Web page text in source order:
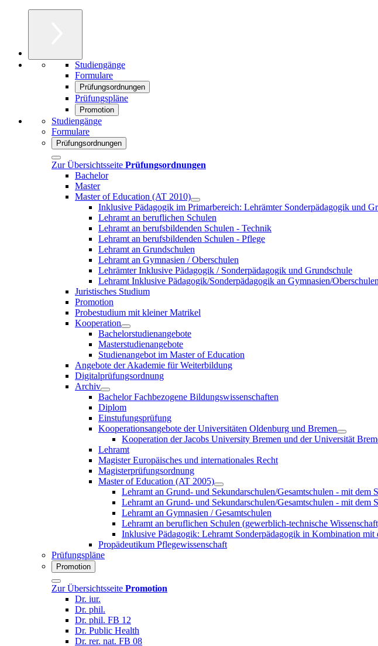
Studiengänge
Formulare
Prüfungsordnungen
Prüfungspläne
Promotion
Studiengänge
Formulare
Prüfungsordnungen
Zur Übersichtsseite Prüfungsordnungen
Bachelor
Master
Master of Education (AT 2010)
Inklusive Pädagogik im Primarbereich: Lehrämter Sonderpädagogik und
Lehramt an beruflichen Schulen
Lehramt an berufsbildenden Schulen - Technik
Lehramt an berufsbildenden Schulen - Pflege
Lehramt an Grundschulen
Lehramt an Gymnasien / Oberschulen
Lehrämter Inklusive Pädagogik / Sonderpädagogik und Grundschule
Lehramt Inklusive Pädagogik/Sonderpädagogik an Gymnasien/Oberschulen
Juristisches Studium
Promotion
Probestudium mit kleiner Matrikel
Kooperation
Bachelorstudienangebote
Masterstudienangebote
Studienangebot im Master of Education
Angebote der Akademie für Weiterbildung
Digitalprüfungsordnung
Archiv
Bachelor Fachbezogene Bildungswissenschaften
Diplom
Einstufungsprüfung
Kooperationsangebote der Universitäten Oldenburg und Bremen
Kooperation der Jacobs University Bremen und der Universität
Lehramt
Magister Europäisches und internationales Recht
Magisterprüfungsordnung
Master of Education (AT 2005)
Lehramt an Grund- und Sekundarschulen/Gesamtschulen - mit dem
Lehramt an Grund- und Sekundarschulen/Gesamtschulen - mit dem
Lehramt an Gymnasien / Gesamtschulen
Lehramt an beruflichen Schulen (gewerblich-technische
Inklusive Pädagogik: Lehramt Sonderpädagogik in Kombination mit
Propädeutikum Pflegewissenschaft
Prüfungspläne
Promotion
Zur Übersichtsseite Promotion
Dr. iur.
Dr. phil.
Dr. phil. FB 12
Dr. Public Health
Dr. rer. nat. FB 08